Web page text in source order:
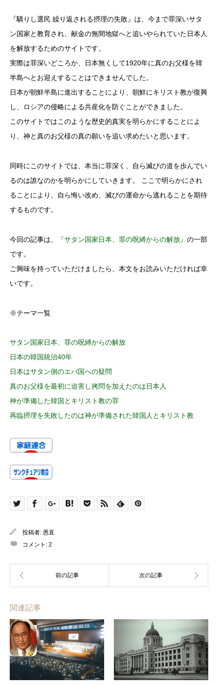
『驕りし選民 繰り返される摂理の失敗』は、今まで罪深いサタ
ン国家と教育され、献金の無間地獄へと追いやられていた日本人
を解放するためのサイトです。
実際は罪深いどころか、日本無くして1920年に真のお父様を韓
半島へとお迎えすることはできませんでした。
日本が朝鮮半島に進出することにより、朝鮮にキリスト教が復興
し、ロシアの侵略による共産化を防ぐことができました。
このサイトではこのような歴史的真実を明らかにすることによ
り、神と真のお父様の真の願いを追い求めたいと思います。
同時にこのサイトでは、本当に罪深く、自ら滅びの道を歩んでい
るのは誰なのかを明らかにしていきます。 ここで明らかにされ
ることにより、自ら悔い改め、滅びの運命から逃れることを期待
するものです。
今回の記事は、 『サタン国家日本、罪の呪縛からの解放』 の一部
です。
ご興味を持っていただけましたら、本文をお読みいただければ幸
いです。
※テーマ一覧
サタン国家日本、罪の呪縛からの解放
日本の韓国統治40年
日本はサタン側のエバ国への疑問
真のお父様を最初に迫害し拷問を加えたのは日本人
神が準備した韓国とキリスト教の罪
再臨摂理を失敗したのは神が準備された韓国人とキリスト教
投稿者: 愚直
コメント: 2
関連記事